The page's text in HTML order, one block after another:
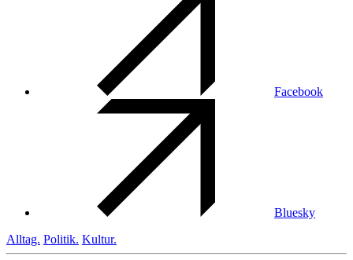
Facebook
Bluesky
Alltag. Politik. Kultur.